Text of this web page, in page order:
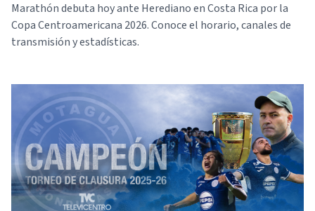
Marathón debuta hoy ante Herediano en Costa Rica por la
Copa Centroamericana 2026. Conoce el horario, canales de
transmisión y estadísticas.